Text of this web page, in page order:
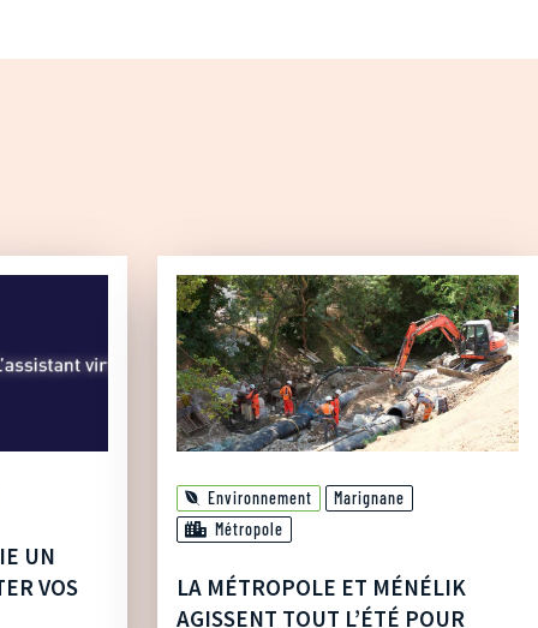
UN
VOS
Environnement
Marignane
Métropole
LA MÉTROPOLE ET MÉNÉLIK
AGISSENT TOUT L’ÉTÉ POUR